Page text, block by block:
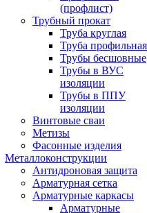
(профлист)
Трубный прокат
Труба круглая
Труба профильная
Трубы бесшовные
Трубы в ВУС
изоляции
Трубы в ППУ
изоляции
Винтовые сваи
Метизы
Фасонные изделия
Металлоконструкции
Антидроновая защита
Арматурная сетка
Арматурные каркасы
Арматурные